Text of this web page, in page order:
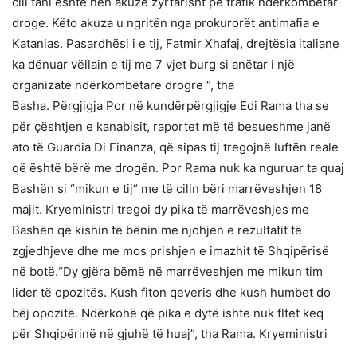
droge. Këto akuza u ngritën nga prokurorët antimafia e
Katanias. Pasardhësi i e tij, Fatmir Xhafaj, drejtësia italiane
ka dënuar vëllain e tij me 7 vjet burg si anëtar i një
organizate ndërkombëtare drogre “, tha
Basha. Përgjigja Por në kundërpërgjigje Edi Rama tha se
për çështjen e kanabisit, raportet më të besueshme janë
ato të Guardia Di Finanza, që sipas tij tregojnë luftën reale
që është bërë me drogën. Por Rama nuk ka nguruar ta quaj
Bashën si “mikun e tij“ me të cilin bëri marrëveshjen 18
majit. Kryeministri tregoi dy pika të marrëveshjes me
Bashën që kishin të bënin me njohjen e rezultatit të
zgjedhjeve dhe me mos prishjen e imazhit të Shqipërisë
në botë.“Dy gjëra bëmë në marrëveshjen me mikun tim
lider të opozitës. Kush fiton qeveris dhe kush humbet do
bëj opozitë. Ndërkohë që pika e dytë ishte nuk fltet keq
për Shqipërinë në gjuhë të huaj”, tha Rama. Kryeministri